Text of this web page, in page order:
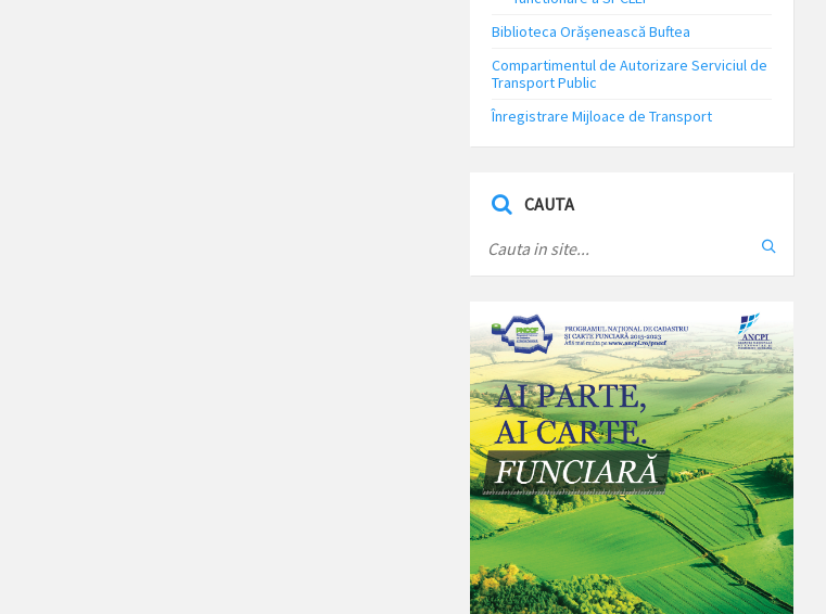
Biblioteca Orășenească Buftea
Compartimentul de Autorizare Serviciul de
Transport Public
Înregistrare Mijloace de Transport
CAUTA